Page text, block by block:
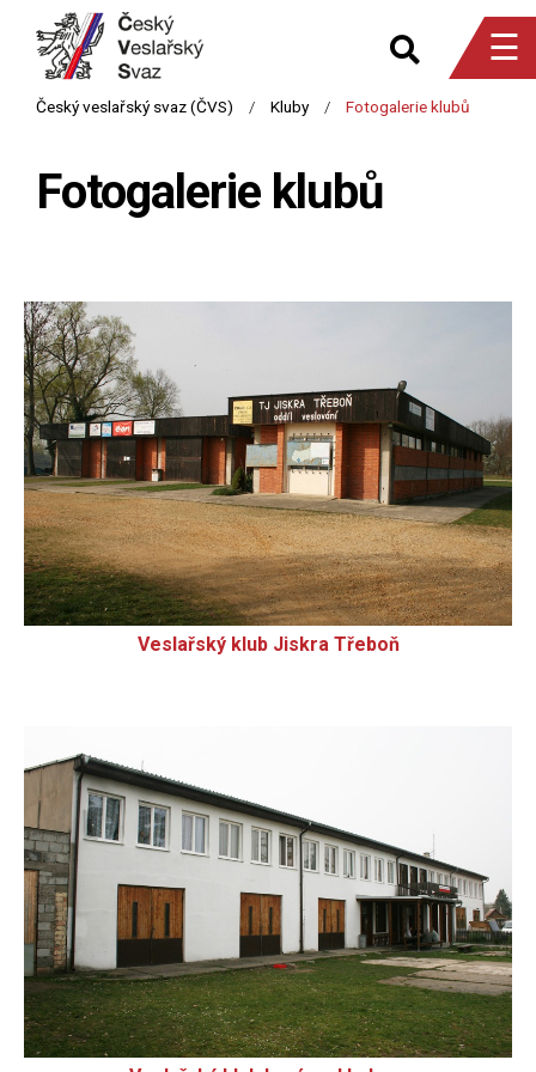
☰
Fotogalerie klubů
Veslařský klub Jiskra Třeboň